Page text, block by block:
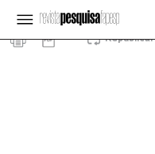
Republicar